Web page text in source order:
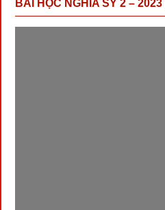
BÀI HỌC NGHĨA SỸ 2 – 2023